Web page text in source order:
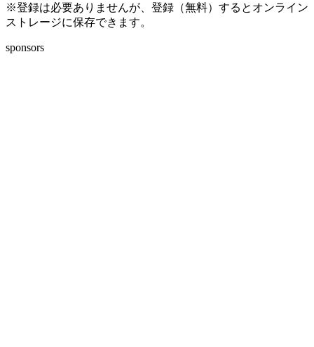
※登録は必要ありませんが、登録（無料）するとオンライン
ストレージに保存できます。
sponsors